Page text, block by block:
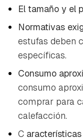
El tamaño y el
Normativas
estufas deben
específicas.
Consumo
consumo
comprar para
calefacción.
C